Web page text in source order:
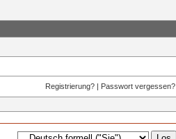
Registrierung? | Passwort vergessen?